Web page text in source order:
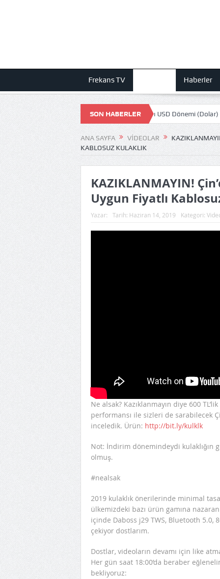
Frekans TV Haberler
SON HABERLER
1000 TL Olmuş! STEAM Oyun fiyatları USD Dönemi (Dolar) DEV
ANA SAYFA VIDEOLAR
KABLOSUZ KULAKLIK
KAZIKLANMAYIN!
Uygun Fiyatlı
Yazar: Tarih: Haziran 14, 2019 Kategori:
Ne alsak? Kazıklanmayın diye 600
performansı ile sizleri de sarabilecek
inceledik. Ürün: http://bit.ly/kulklk
Not: İndirim dönemindeydi kulaklığın
olmuş.
#nealsak
2019 kulaklık önerilerinde minimal
ülkemizdeki bazı ürün gamına
içinde Daboss j29 TWS, Bluetooth
çekiyor dostlarım.
Dostlar, videoların devamı için like
Her gün saat 18:00’da beraber
bekliyoruz: